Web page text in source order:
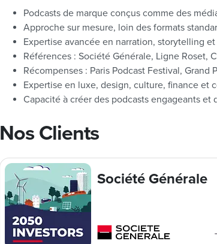
Podcasts de marque conçus comme des
Approche sur mesure, loin des formats
Expertise avancée en narration, storytelling
Références : Société Générale, Ligne Roset,
Récompenses : Paris Podcast Festival,
Expertise en luxe, design, culture, finance et
Capacité à créer des podcasts engageants et
Nos Clients
Société Générale